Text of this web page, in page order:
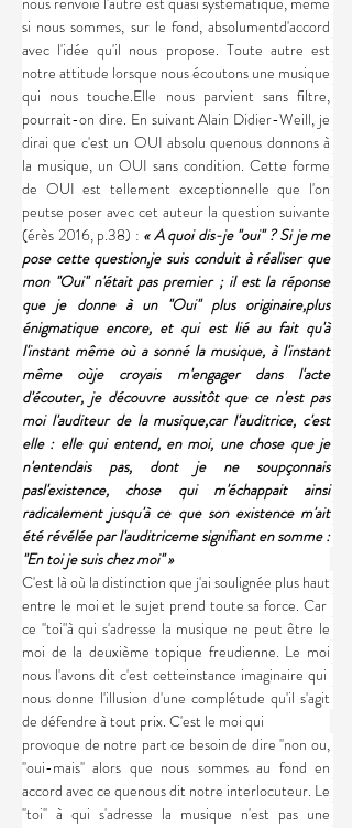
si nous sommes, sur le fond, absolumentd'accord
avec l'idée qu'il nous propose. Toute autre est
notre attitude lorsque nous écoutons une musique
qui nous touche.Elle nous parvient sans filtre,
pourrait-on dire. En suivant Alain Didier-Weill, je
dirai que c'est un OUI absolu quenous donnons à
la musique, un OUI sans condition. Cette forme
de OUI est tellement exceptionnelle que l'on
peutse poser avec cet auteur la question suivante
(érès 2016, p.38) : « A quoi dis-je ''oui'' ? Si je me
pose cette question,je suis conduit à réaliser que
mon ''Oui'' n'était pas premier ; il est la réponse
que je donne à un ''Oui'' plus originaire,plus
énigmatique encore, et qui est lié au fait qu'à
l'instant même où a sonné la musique, à l'instant
même oùje croyais m'engager dans l'acte
d'écouter, je découvre aussitôt que ce n'est pas
moi l'auditeur de la musique,car l'auditrice, c'est
elle : elle qui entend, en moi, une chose que je
n'entendais pas, dont je ne soupçonnais
pasl'existence, chose qui m'échappait ainsi
radicalement jusqu'à ce que son existence m'ait
été révélée par l'auditriceme signifiant en somme :
''En toi je suis chez moi'' »
C'est là où la distinction que j'ai soulignée plus haut
entre le moi et le sujet prend toute sa force. Car
ce ''toi"à qui s'adresse la musique ne peut être le
moi de la deuxième topique freudienne. Le moi
nous l'avons dit c'est cetteinstance imaginaire qui
nous donne l'illusion d'une complétude qu'il s'agit
de défendre à tout prix. C'est le moi qui
provoque de notre part ce besoin de dire ''non ou,
''oui-mais'' alors que nous sommes au fond en
accord avec ce quenous dit notre interlocuteur. Le
''toi'' à qui s'adresse la musique n'est pas une